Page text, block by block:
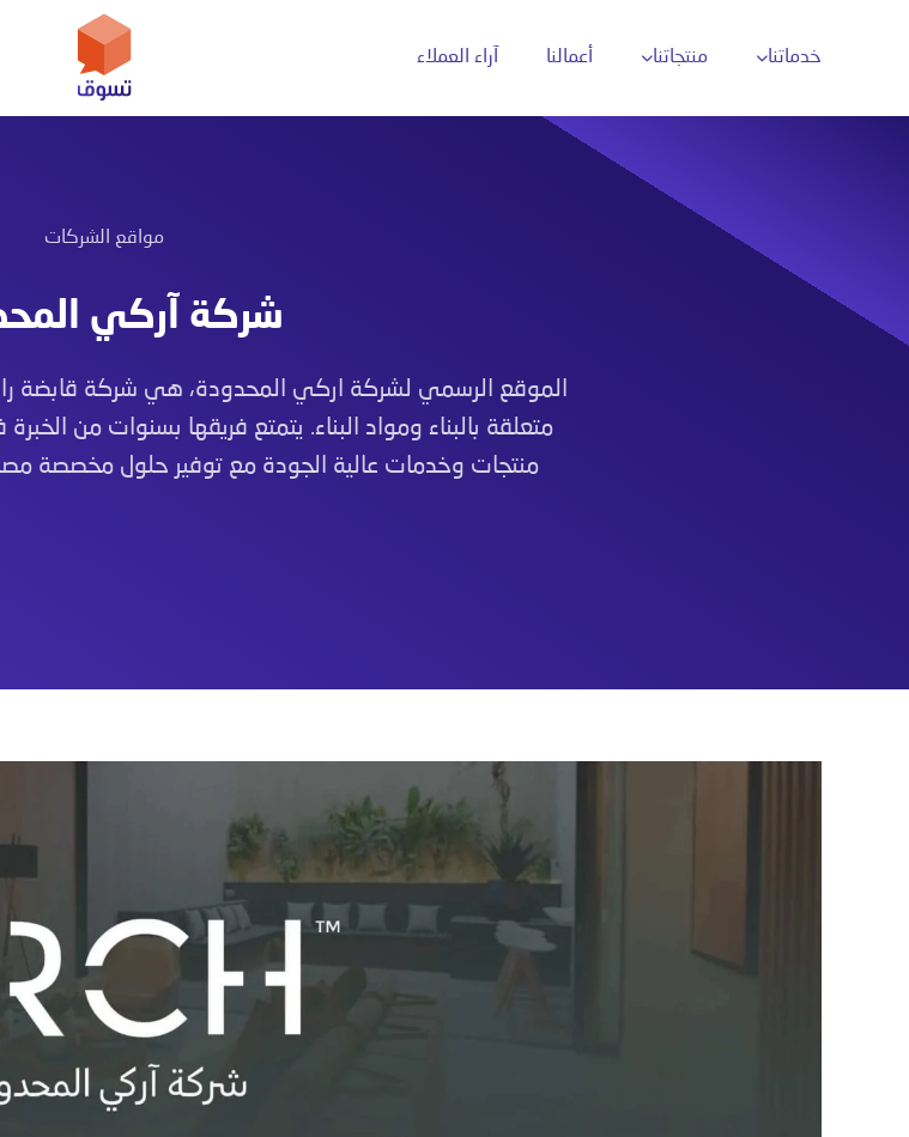
خدماتنا
خرائط جوجل
حلول ذكاء اصطناعي مخصّصة
منتجاتنا أعمالنا آراء العملاء
مواقع الشركات
شركة آركي
الموقع الرسمي لشركة اركي المحدودة، هي شركة قابضة
متعلقة بالبناء ومواد البناء. يتمتع فريقها بسنوات من
منتجات وخدمات عالية الجودة مع توفير حلول مخصصة